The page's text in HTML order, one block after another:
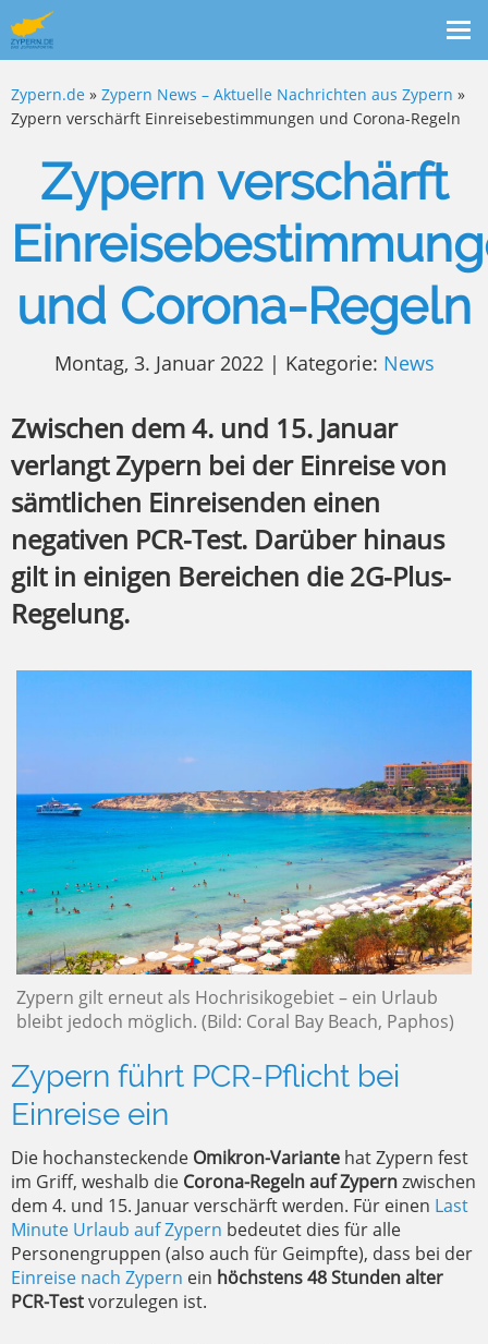
Zypern.de » Zypern News – Aktuelle Nachrichten aus Zypern »
Zypern verschärft Einreisebestimmungen und Corona-Regeln
Zypern verschärft
und Corona-Regeln
Montag, 3. Januar 2022 | Kategorie: News
Zwischen dem 4. und 15. Januar
verlangt Zypern bei der Einreise von
sämtlichen Einreisenden einen
negativen PCR-Test. Darüber hinaus
gilt in einigen Bereichen die 2G-Plus-
Regelung.
Zypern gilt erneut als Hochrisikogebiet – ein Urlaub
bleibt jedoch möglich. (Bild: Coral Bay Beach, Paphos)
Zypern führt PCR-Pflicht bei
Einreise ein
Die hochansteckende Omikron-Variante hat Zypern fest
im Griff, weshalb die Corona-Regeln auf Zypernzwischen
dem 4. und 15. Januar verschärft werden. Für einen Last
Minute Urlaub auf Zypern bedeutet dies für alle
Personengruppen (also auch für Geimpfte), dass bei der
Einreise nach Zypern ein höchstens 48 Stunden alter
PCR-Testvorzulegen ist.